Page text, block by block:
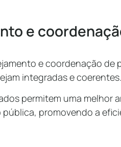
e
e coordenação de
integradas e coerentes.
permitem uma melhor
promovendo a